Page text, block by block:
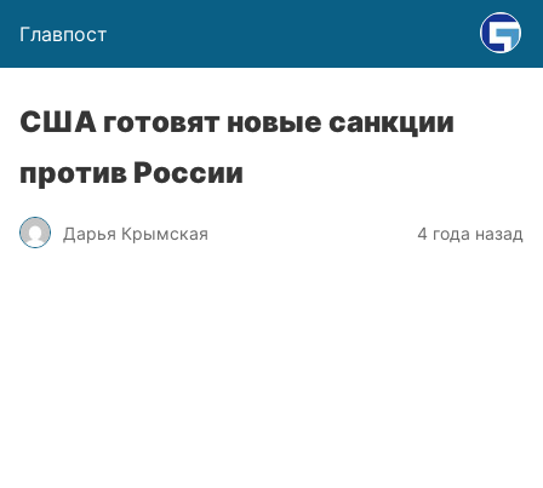
Главпост
США готовят новые санкции
против России
Дарья Крымская 4 года назад